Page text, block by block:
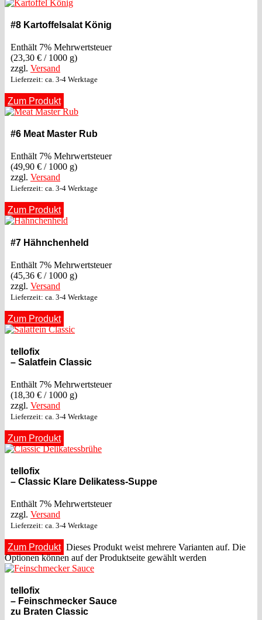
#8 Kartoffelsalat König
Enthält 7% Mehrwertsteuer
(23,30 € / 1000 g)
zzgl. Versand
Lieferzeit: ca. 3-4 Werktage
Zum Produkt
#6 Meat Master Rub
Enthält 7% Mehrwertsteuer
(49,90 € / 1000 g)
zzgl. Versand
Lieferzeit: ca. 3-4 Werktage
Zum Produkt
#7 Hähnchenheld
Enthält 7% Mehrwertsteuer
(45,36 € / 1000 g)
zzgl. Versand
Lieferzeit: ca. 3-4 Werktage
Zum Produkt
tellofix
– Salatfein Classic
Enthält 7% Mehrwertsteuer
(18,30 € / 1000 g)
zzgl. Versand
Lieferzeit: ca. 3-4 Werktage
Zum Produkt
tellofix
– Classic Klare Delikatess-Suppe
Enthält 7% Mehrwertsteuer
zzgl. Versand
Lieferzeit: ca. 3-4 Werktage
Zum Produkt Dieses Produkt weist mehrere Varianten auf. Die
Optionen können auf der Produktseite gewählt werden
tellofix
– Feinschmecker Sauce
zu Braten Classic